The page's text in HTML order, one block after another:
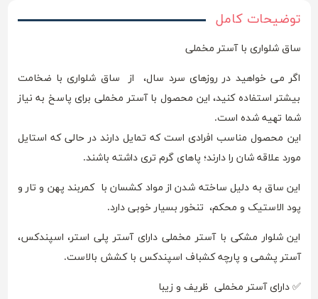
توضیحات کامل
ساق شلواری با آستر مخملی
اگر می خواهید در روزهای سرد سال، از ساق شلواری با ضخامت
بیشتر استفاده کنید، این محصول با آستر مخملی برای پاسخ به نیاز
شما تهیه شده است.
این محصول مناسب افرادی است که تمایل دارند در حالی که استایل
مورد علاقه شان را دارند؛ پاهای گرم تری داشته باشند.
این ساق به دلیل ساخته شدن از مواد کشسان با کمربند پهن و تار و
پود الاستیک و محکم، تنخور بسیار خوبی دارد.
این شلوار مشکی با آستر مخملی دارای آستر پلی استر، اسپندکس،
آستر پشمی و پارچه کشباف اسپندکس با کشش بالاست.
✅ دارای آستر مخملی ظریف و زیبا